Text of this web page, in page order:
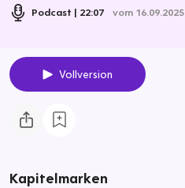
Podcast 22:07 vom 16.09.2025
Vollversion
Kapitelmarken